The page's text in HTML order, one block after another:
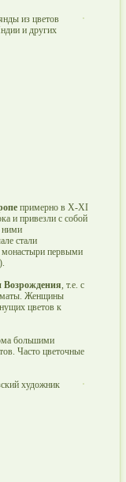
из цветов
и других
примерно в X-XI
и привезли с собой
ними
стали
монастыри первыми
Возрождения, т.е. с
Женщины
цветов к
большими
Часто цветочные
художник